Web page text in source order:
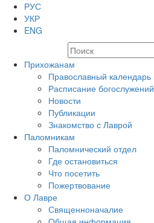
РУС
УКР
ENG
Прихожанам
Православный календарь
Расписание богослужений
Новости
Публикации
Знакомство с Лаврой
Паломникам
Паломнический отдел
Где остановиться
Что посетить
Пожертвование
О Лавре
Священноначалие